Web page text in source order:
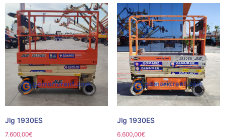
Jlg 1930ES
7.600,00€
Jlg 1930ES
6.600,00€